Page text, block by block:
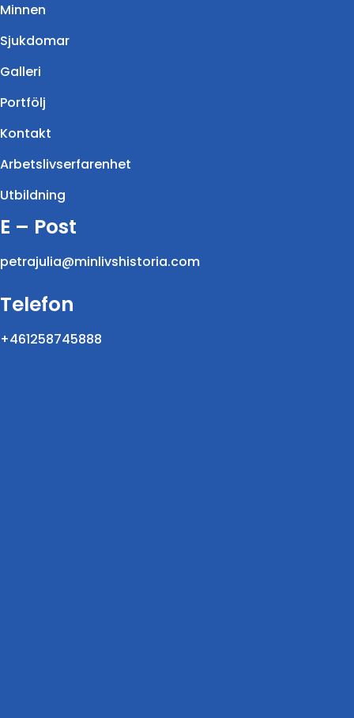
Minnen
Sjukdomar
Galleri
Portfölj
Kontakt
Arbetslivserfarenhet
Utbildning
E – Post
petrajulia@minlivshistoria.com
Telefon
+461258745888